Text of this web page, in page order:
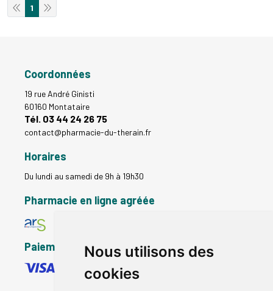
Nous utilisons des
cookies
1
Coordonnées
19 rue André Ginisti
60160 Montataire
Tél. 03 44 24 26 75
contact@pharmacie-du-therain.fr
Horaires
Du lundi au samedi de 9h à 19h30
Pharmacie en ligne agréée
Paiement sécurisé